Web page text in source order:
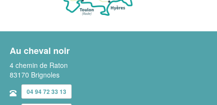
Au cheval noir
4 chemin de Raton
83170 Brignoles
04 94 72 33 13